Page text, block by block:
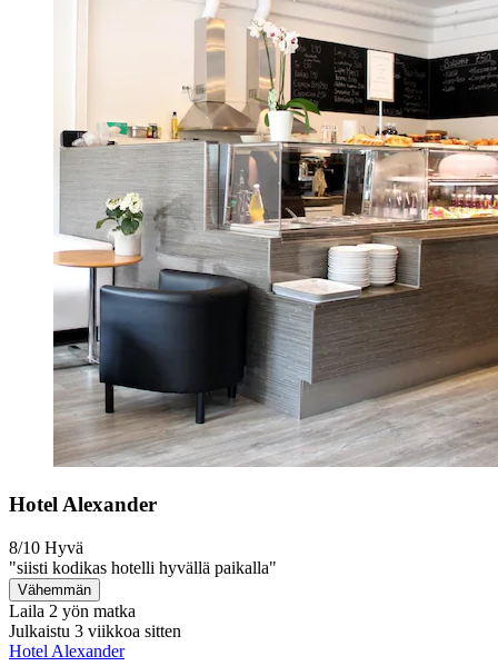
Hotel Alexander
8/10 Hyvä
"siisti kodikas hotelli hyvällä paikalla"
Vähemmän
Laila 2 yön matka
Julkaistu 3 viikkoa sitten
Hotel Alexander